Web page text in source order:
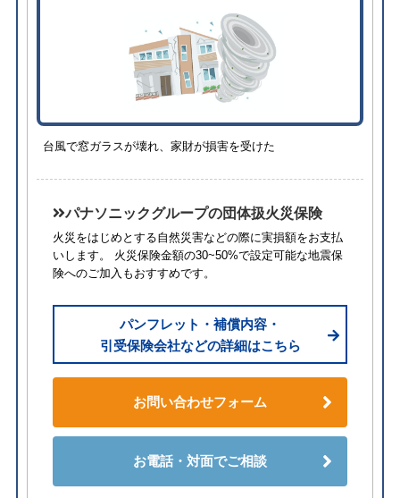
台風で窓ガラスが壊れ、家財が損害を受けた
パナソニックグループの団体扱火災保険
火災をはじめとする自然災害などの際に実損額をお支払
いします。 火災保険金額の30~50%で設定可能な地震保
険へのご加入もおすすめです。
パンフレット・補償内容・
引受保険会社などの詳細はこちら
お問い合わせフォーム
お電話・対面でご相談